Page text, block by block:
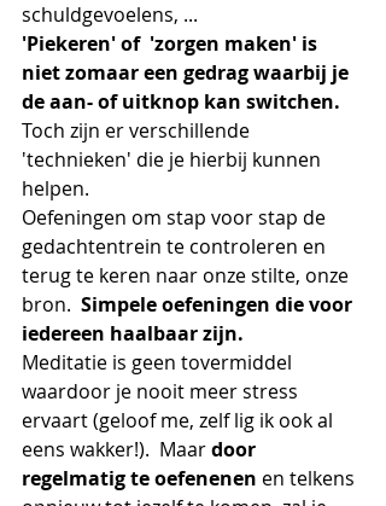
schuldgevoelens, ...
'Piekeren' of  'zorgen maken' is
niet zomaar een gedrag waarbij je
de aan- of uitknop kan switchen.
Toch zijn er verschillende
'technieken' die je hierbij kunnen
helpen.
Oefeningen om stap voor stap de
gedachtentrein te controleren en
terug te keren naar onze stilte, onze
bron. Simpele oefeningen die voor
iedereen haalbaar zijn.
Meditatie is geen tovermiddel
waardoor je nooit meer stress
ervaart (geloof me, zelf lig ik ook al
eens wakker!).  Maar door
regelmatig te oefenenen en telkens